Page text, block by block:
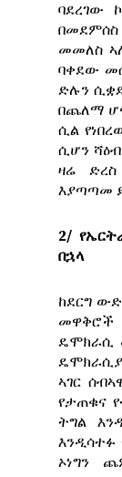
ባደረገው
መመለስ
ባቀደው
ድሉን
በጨለማ
ሲል
ሲሆን
ዛሬ ድረስ
እያጣጣመ
2/
በኋላ
ከደርግ
መዋቅሮች
ዴሞክራሲ
ኣገር
የታጠቁና
ትግል
ኦነግን